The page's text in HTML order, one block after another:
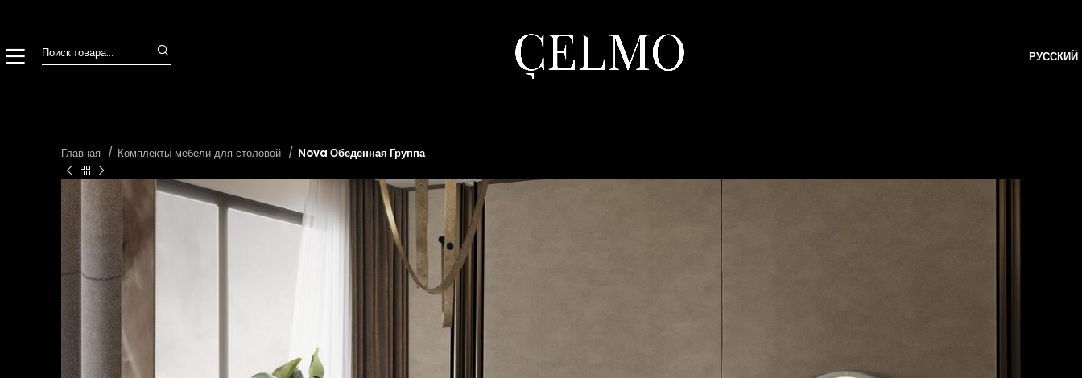
РУССКИЙ
Главная Комплекты мебели для столовой Nova Обеденная Группа